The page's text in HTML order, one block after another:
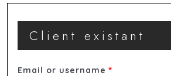
Client existant
Email or username